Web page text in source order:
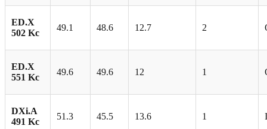
ED.X
502 Kc
49.1 48.6 12.7 2
ED.X
551 Kc
49.6 49.6 12 1
DXi.A
491 Kc
51.3 45.5 13.6 1